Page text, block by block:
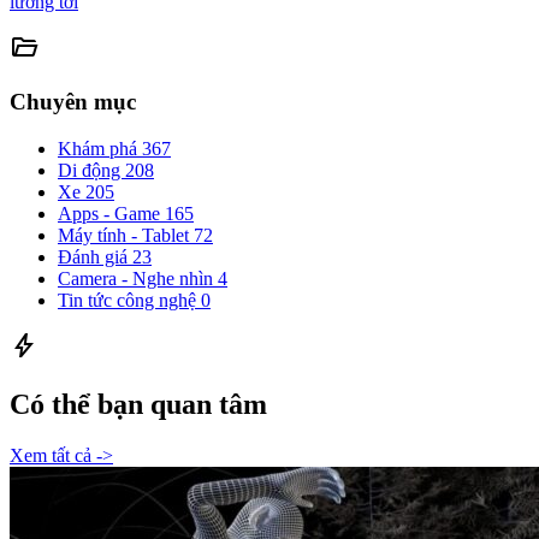
folder_open
Chuyên mục
Khám phá 367
Di động 208
Xe 205
Apps - Game 165
Máy tính - Tablet 72
Đánh giá 23
Camera - Nghe nhìn 4
Tin tức công nghệ 0
bolt
Có thể bạn quan tâm
Xem tất cả ->